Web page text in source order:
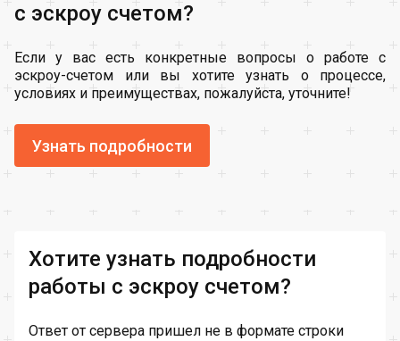
с эскроу счетом?
Если у вас есть конкретные вопросы о работе с
эскроу-счетом или вы хотите узнать о процессе,
условиях и преимуществах, пожалуйста, уточните!
Узнать подробности
Хотите узнать подробности
работы с эскроу счетом?
Ответ от сервера пришел не в формате строки